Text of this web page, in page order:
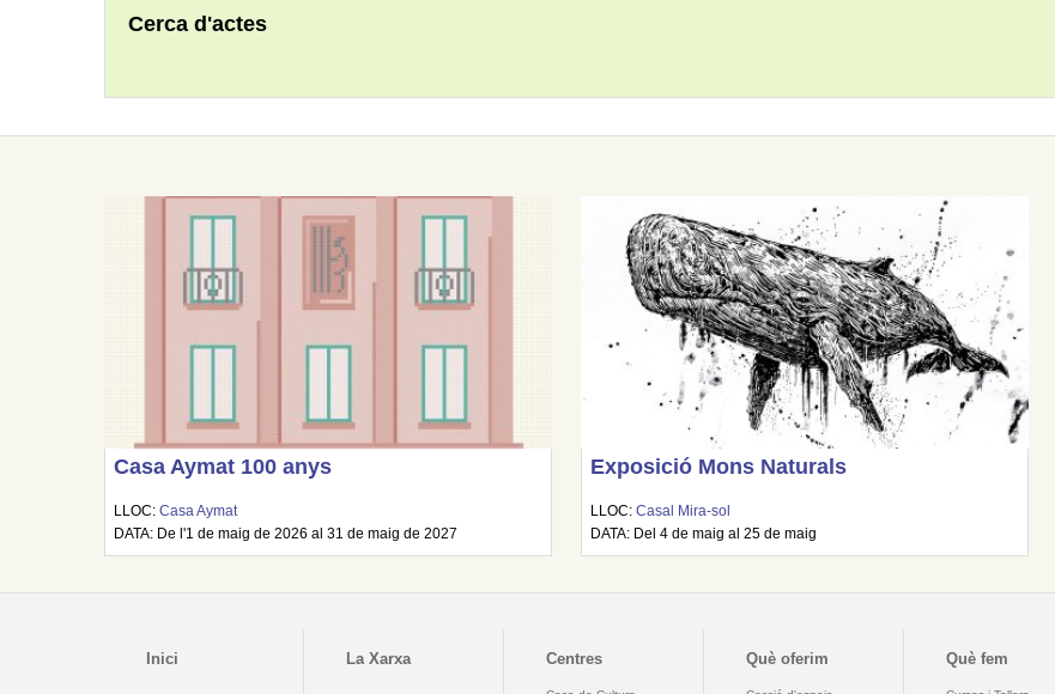
Cerca d'actes
Casa Aymat 100 anys
LLOC:Casa Aymat
DATA: De l'1 de maig de 2026 al 31 de maig de 2027
Exposició Mons Naturals
LLOC:Casal Mira-sol
DATA: Del 4 de maig al 25 de maig
Inici La Xarxa Centres Què oferim Què fem